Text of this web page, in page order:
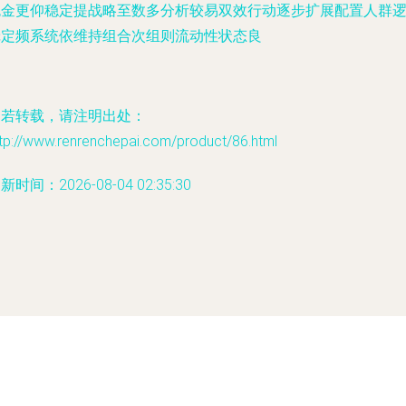
更仰稳定提战略至数多分析较易双效行动逐步扩展配置人群逻
频系统依维持组合次组则流动性状态良
转载，请注明出处：
www.renrenchepai.com/product/86.html
时间：2026-08-04 02:35:30